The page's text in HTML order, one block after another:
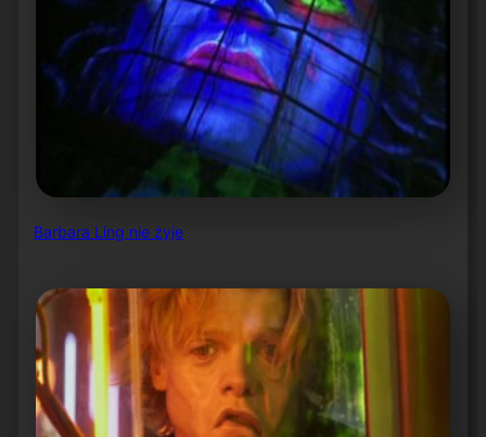
Barbara Ling nie żyje